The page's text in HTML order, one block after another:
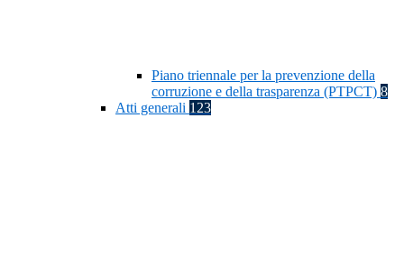
Piano triennale per la prevenzione della
corruzione e della trasparenza (PTPCT) 8
Atti generali 123